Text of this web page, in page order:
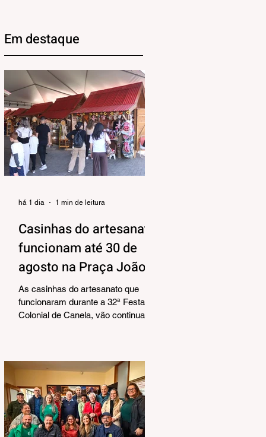
Em destaque
Casinhas do artesanato
funcionam até 30 de
agosto na Praça João
Corrêa
As casinhas do artesanato que
funcionaram durante a 32ª Festa
Colonial de Canela, vão continuar
Secretaria Municipal de Turismo e
Cultura, a pedido dos próprios
artesãos, a estrutura seguirá
montada para aproveitar a
movimentação da cidade durante a
Temporada de Inverno, que também
há 1 dia 1 min de leitura